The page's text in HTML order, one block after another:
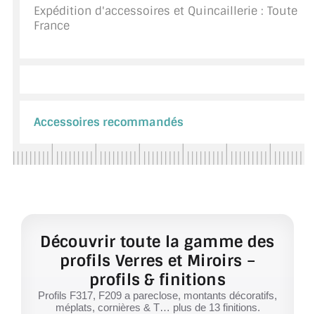
Expédition d'accessoires et Quincaillerie : Toute
France
Accessoires recommandés
Découvrir toute la gamme des
profils Verres et Miroirs –
profils & finitions
Profils F317, F209 a pareclose, montants décoratifs,
méplats, cornières & T… plus de 13 finitions.